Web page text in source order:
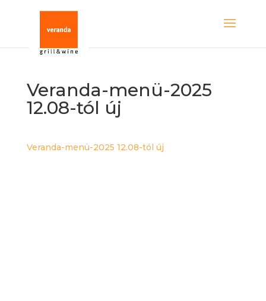
Veranda-menü-2025
12.08-tól új
Veranda-menü-2025 12.08-tól új